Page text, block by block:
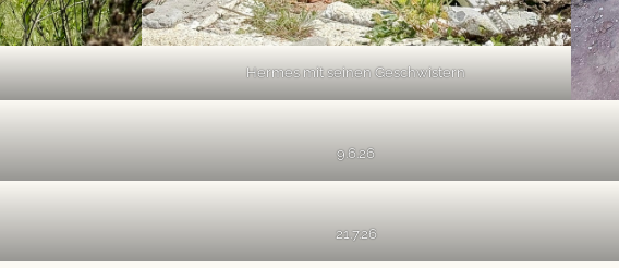
Hermes mit seinen Geschwistern
9.6.26
21.7.26